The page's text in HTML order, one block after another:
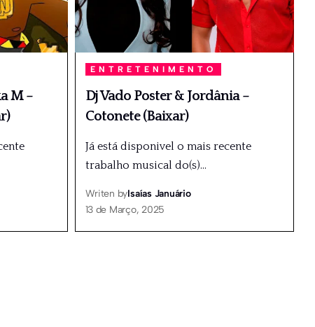
M –
ENTRETENIMENTO
Dj Vado Poster & Jordânia –
Cotonete (Baixar)
Já está disponivel o mais recente
trabalho musical do(s)…
Writen byIsaías Januário
13 de Março, 2025